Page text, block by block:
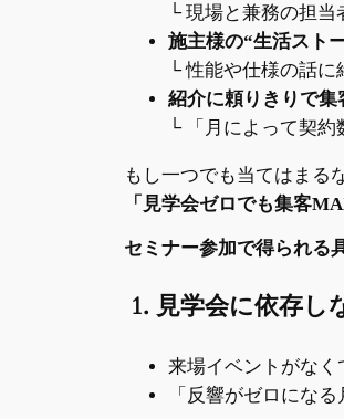
└ 現場と兼務の担
施主様の“生活スト
└ 性能や仕様の話
紹介に頼りきりで
└ 「月によって契約
もし一つでも当てはまる
「見学会ゼロでも集客
セミナー参加で得られる
1. 見学会に依存し
来場イベントがなく
「反響がゼロにな